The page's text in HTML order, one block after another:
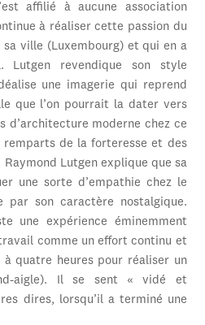
affilié à aucune association
à réaliser cette passion du
ville (Luxembourg) et qui en a
Lutgen revendique son style
une imagerie qui reprend
que l’on pourrait la dater vers
d’architecture moderne chez ce
remparts de la forteresse et des
Lutgen explique que sa
une sorte d’empathie chez le
par son caractère nostalgique.
une expérience éminemment
comme un effort continu et
quatre heures pour réaliser un
aigle). Il se sent « vidé et
dires, lorsqu’il a terminé une